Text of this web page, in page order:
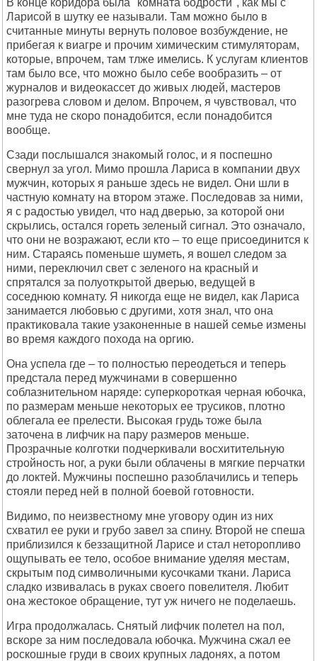
В конце коридора была "комната бодрости", как мы с
Ларисой в шутку ее называли. Там можно было в
считанные минуты вернуть половое возбуждение, не
прибегая к виагре и прочим химическим стимуляторам,
которые, впрочем, там тлже имелись. К услугам клиентов
там было все, что можно было себе вообразить – от
журналов и видеокассет до живых людей, мастеров
разогрева словом и делом. Впрочем, я чувствовал, что
мне туда не скоро понадобится, если понадобится
вообще.
Сзади послышался знакомый голос, и я поспешно
свернул за угол. Мимо прошла Лариса в компании двух
мужчин, которых я раньше здесь не видел. Они шли в
частную комнату на втором этаже. Последовав за ними,
я с радостью увидел, что над дверью, за которой они
скрылись, остался гореть зеленый сигнал. Это означало,
что они не возражают, если кто – то еще присоединится к
ним. Стараясь поменьше шуметь, я вошел следом за
ними, переключил свет с зеленого на красный и
спрятался за полуоткрытой дверью, ведущей в
соседнюю комнату. Я никогда еще не видел, как Лариса
занимается любовью с другими, хотя знал, что она
практиковала такие узаконенные в нашей семье измены
во время каждого похода на оргию.
Она успела где – то полностью переодеться и теперь
предстала перед мужчинами в совершенно
соблазнительном наряде: суперкороткая черная юбочка,
по размерам меньше некоторых ее трусиков, плотно
облегала ее прелести. Высокая грудь тоже была
заточена в лифчик на пару размеров меньше.
Прозрачные колготки подчеркивали восхитительную
стройность ног, а руки были облачены в мягкие перчатки
до локтей. Мужчины поспешно разоблачились и теперь
стояли перед ней в полной боевой готовности.
Видимо, по неизвестному мне уговору один из них
схватил ее руки и грубо завел за спину. Второй не спеша
приблизился к беззащитной Ларисе и стал неторопливо
ощупывать ее тело, особое внимание уделяя местам,
скрытым под символичными кусочками ткани. Лариса
сладко извивалась в руках своего повелителя. Любит
она жестокое обращение, тут уж ничего не поделаешь.
Игра продолжалась. Снятый лифчик полетел на пол,
вскоре за ним последовала юбочка. Мужчина сжал ее
роскошные груди в своих крупных ладонях, а потом